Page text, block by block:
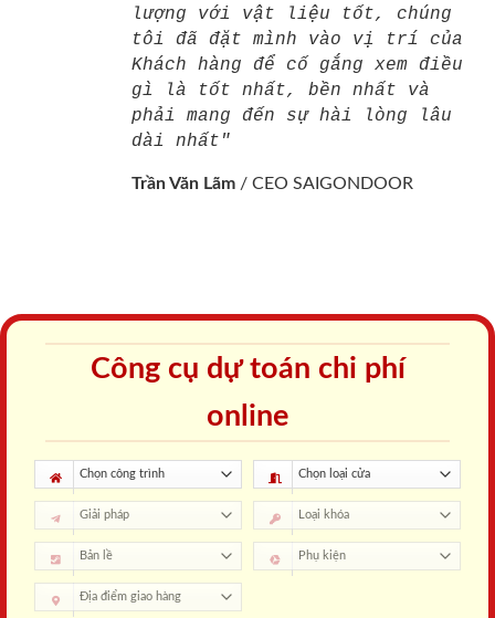
lượng với vật liệu tốt, chúng
tôi đã đặt mình vào vị trí của
Khách hàng để cố gắng xem điều
gì là tốt nhất, bền nhất và
phải mang đến sự hài lòng lâu
dài nhất"
Trần Văn Lãm / CEO SAIGONDOOR
Công cụ dự toán chi phí
online